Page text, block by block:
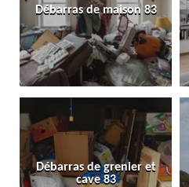
Débarras de maison 83
Débarras de grenier et
cave 83